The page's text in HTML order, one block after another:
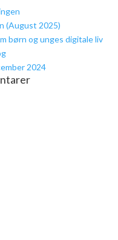
(August 2025)
børn og unges digitale liv
2024